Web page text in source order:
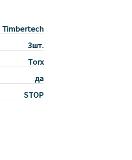
Timbertech
3шт.
Torx
да
STOP